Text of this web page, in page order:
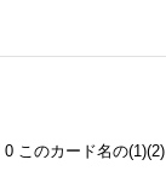
このカード名の(1)(2)